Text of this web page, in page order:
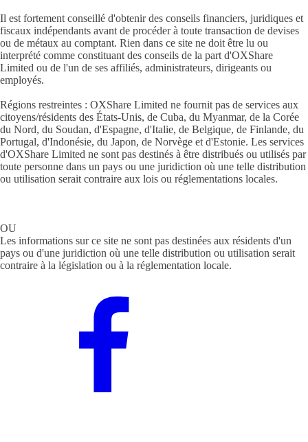
Il est fortement conseillé d'obtenir des conseils financiers, juridiques et
fiscaux indépendants avant de procéder à toute transaction de devises
ou de métaux au comptant. Rien dans ce site ne doit être lu ou
interprété comme constituant des conseils de la part d'OXShare
Limited ou de l'un de ses affiliés, administrateurs, dirigeants ou
employés.
Régions restreintes : OXShare Limited ne fournit pas de services aux
citoyens/résidents des États-Unis, de Cuba, du Myanmar, de la Corée
du Nord, du Soudan, d'Espagne, d'Italie, de Belgique, de Finlande, du
Portugal, d'Indonésie, du Japon, de Norvège et d'Estonie. Les services
d'OXShare Limited ne sont pas destinés à être distribués ou utilisés par
toute personne dans un pays ou une juridiction où une telle distribution
ou utilisation serait contraire aux lois ou réglementations locales.
OU
Les informations sur ce site ne sont pas destinées aux résidents d'un
pays ou d'une juridiction où une telle distribution ou utilisation serait
contraire à la législation ou à la réglementation locale.